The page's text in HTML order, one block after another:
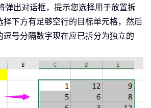
弹出对话框，提示您选择用于放置拆
择下方有足够空行的目标单元格，然后
逗号分隔数字现在应已拆分为独立的